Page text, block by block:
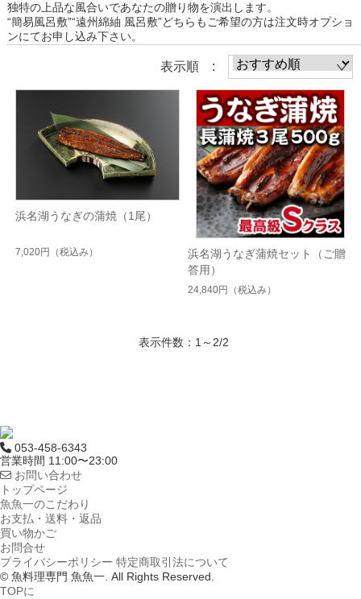
独特の上品な風合いであなたの贈り物を演出します。
“簡易風呂敷”“遠州綿紬 風呂敷”どちらもご希望の方は注文時オプショ
ンにてお申し込み下さい。
表示順 :
浜名湖うなぎの蒲焼（1尾）
7,020円 （税込み）
浜名湖うなぎ蒲焼セット（ご贈
答用）
24,840円 （税込み）
表示件数：1～2/2
053-458-6343
営業時間 11:00〜23:00
お問い合わせ
トップページ
魚魚一のこだわり
お支払・送料・返品
買い物かご
お問合せ
プライバシーポリシー 特定商取引法について
© 魚料理専門 魚魚一. All Rights Reserved.
TOPに